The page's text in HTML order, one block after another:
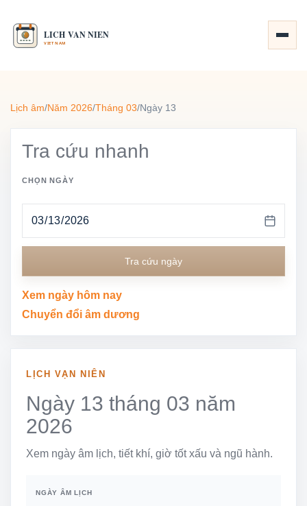
Lịch âm/Năm 2026/Tháng 03/Ngày 13
Tra cứu nhanh
CHỌN NGÀY
Tra cứu ngày
Xem ngày hôm nay
Chuyển đổi âm dương
LỊCH VẠN NIÊN
Ngày 13 tháng 03 năm
2026
Xem ngày âm lịch, tiết khí, giờ tốt xấu và ngũ hành.
NGÀY ÂM LỊCH